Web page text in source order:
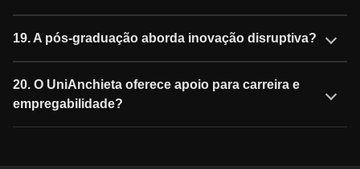
19. A pós-graduação aborda inovação disruptiva?
20. O UniAnchieta oferece apoio para carreira e
empregabilidade?